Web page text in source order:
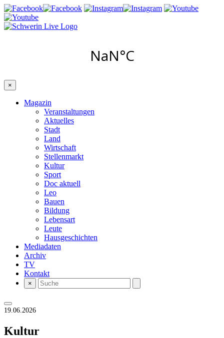
×
Magazin
Veranstaltungen
Aktuelles
Stadt
Land
Wirtschaft
Stellenmarkt
Kultur
Sport
Doc aktuell
Leo
Bauen
Bildung
Lebensart
Leute
Hausgeschichten
Mediadaten
Archiv
TV
Kontakt
×
19.06.2026
Kultur